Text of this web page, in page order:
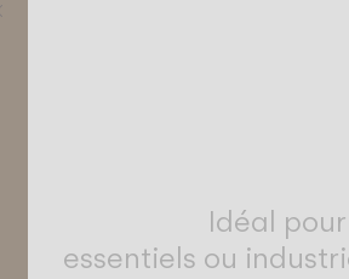
Idéal
essentiels ou